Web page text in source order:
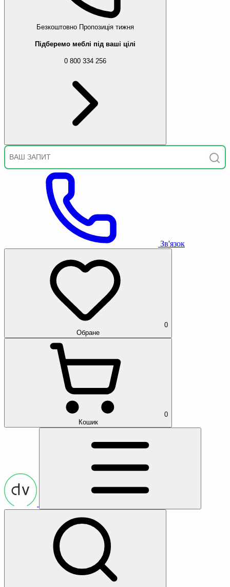
Безкоштовно Пропозиція тижня
Підберемо меблі під ваші цілі
0 800 334 256
Зв'язок
0
Обране
0
Кошик